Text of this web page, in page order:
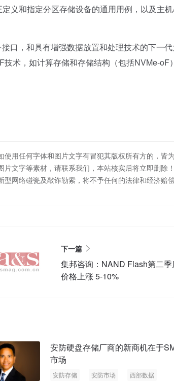
义和指定分区存储设备的通用用例，以及主
，和具有增强数据放置和处理技术的下一代
术，如计算存储和存储结构（包括NVMe-oF
用任何字体和图片文字有冒犯其版权所有方的，皆
文字等素材，请联系我们，本站核实后将立即删除
网络碰瓷及敲诈勒索，将不予任何的法律和经济赔
下一篇
集邦咨询：NAND Flash第二季
价格上涨 5-10%
安防硬盘存储厂商的新商机在于
市场
安防存储 安防市场
西部数据